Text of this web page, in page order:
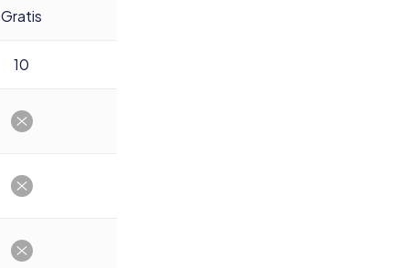
Gratis
10